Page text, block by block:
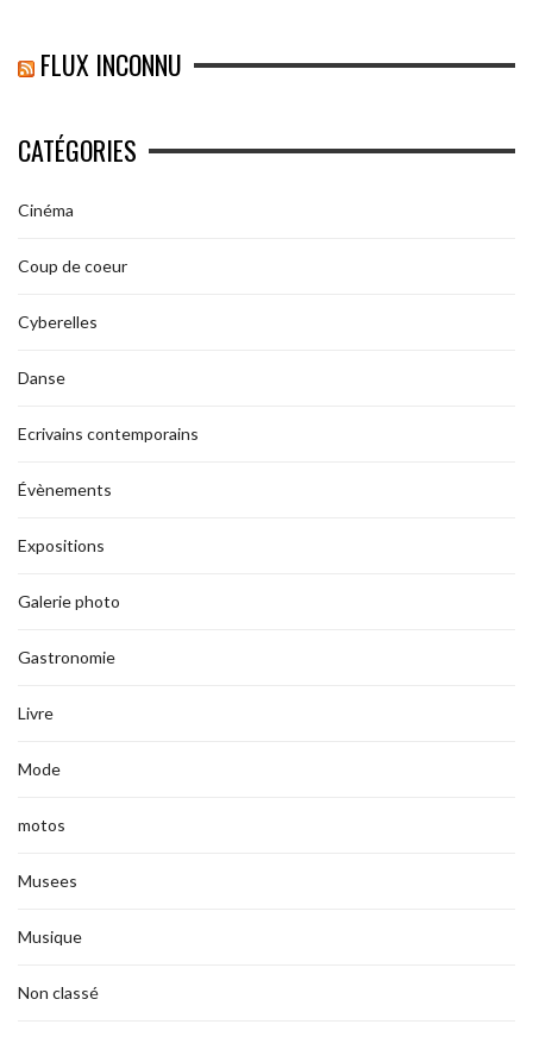
FLUX INCONNU
CATÉGORIES
Cinéma
Coup de coeur
Cyberelles
Danse
Ecrivains contemporains
Évènements
Expositions
Galerie photo
Gastronomie
Livre
Mode
motos
Musees
Musique
Non classé